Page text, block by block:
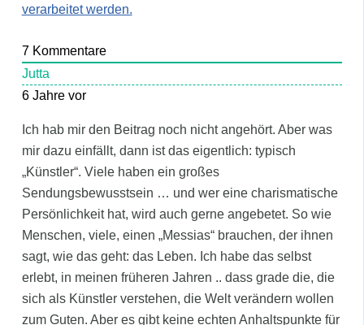
verarbeitet werden.
7 Kommentare
Jutta
6 Jahre vor
Ich hab mir den Beitrag noch nicht angehört. Aber was
mir dazu einfällt, dann ist das eigentlich: typisch
„Künstler“. Viele haben ein großes
Sendungsbewusstsein … und wer eine charismatische
Persönlichkeit hat, wird auch gerne angebetet. So wie
Menschen, viele, einen „Messias“ brauchen, der ihnen
sagt, wie das geht: das Leben. Ich habe das selbst
erlebt, in meinen früheren Jahren .. dass grade die, die
sich als Künstler verstehen, die Welt verändern wollen
zum Guten. Aber es gibt keine echten Anhaltspunkte für